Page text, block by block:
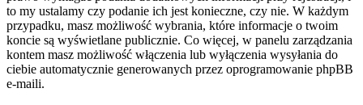
to my ustalamy czy podanie ich jest konieczne, czy nie. W każdym
przypadku, masz możliwość wybrania, które informacje o twoim
koncie są wyświetlane publicznie. Co więcej, w panelu zarządzania
kontem masz możliwość włączenia lub wyłączenia wysyłania do
ciebie automatycznie generowanych przez oprogramowanie phpBB
e-maili.